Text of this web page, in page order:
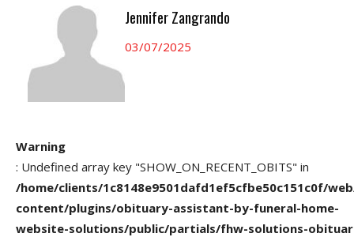
Jennifer Zangrando
03/07/2025
Warning
: Undefined array key "SHOW_ON_RECENT_OBITS" in
/home/clients/1c8148e9501dafd1ef5cfbe50c151c0f/
content/plugins/obituary-assistant-by-funeral-home-
website-solutions/public/partials/fhw-solutions-